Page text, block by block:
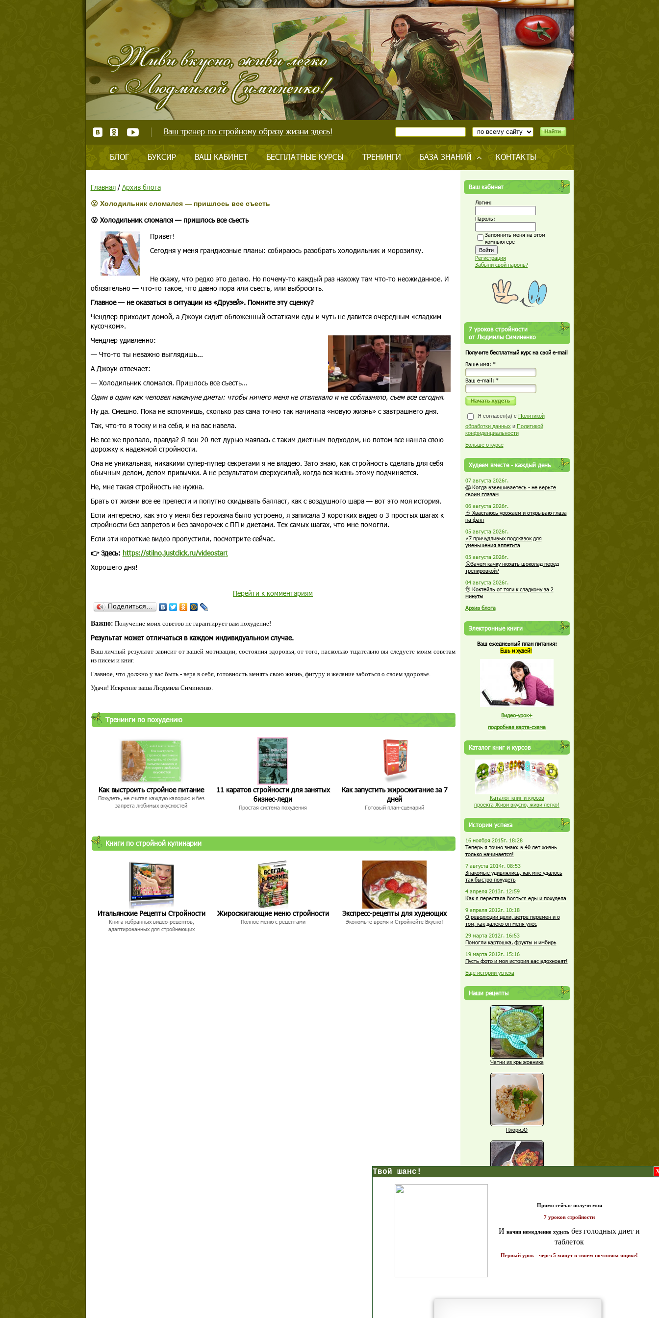
Ваш тренер по стройному образу жизни здесь!
БЛОГ БУКСИР ВАШ КАБИНЕТ БЕСПЛАТНЫЕ КУРСЫ ТРЕНИНГИ БАЗА ЗНАНИЙ КОНТАКТЫ
Главная/ Архив блога
😮 Холодильник сломался — пришлось все съесть
😮 Холодильник сломался — пришлось все съесть
Привет!
Сегодня у меня грандиозные планы: собираюсь разобрать холодильник и морозилку.
Не скажу, что редко это делаю. Но почему-то каждый раз нахожу там что-то неожиданное. И
обязательно — что-то такое, что давно пора или съесть, или выбросить.
Главное — не оказаться в ситуации из «Друзей». Помните эту сценку?
Чендлер приходит домой, а Джоуи сидит обложенный остатками еды и чуть не давится очередным «сладким
кусочком».
Чендлер удивленно:
— Что-то ты неважно выглядишь...
А Джоуи отвечает:
— Холодильник сломался. Пришлось все съесть...
Один в один как человек накануне диеты: чтобы ничего меня не отвлекало и не соблазняло, съем все сегодня.
Ну да. Смешно. Пока не вспомнишь, сколько раз сама точно так начинала «новую жизнь» с завтрашнего дня.
Так, что-то я тоску и на себя, и на вас навела.
Не все же пропало, правда? Я вон 20 лет дурью маялась с таким диетным подходом, но потом все нашла свою
дорожку к надежной стройности.
Она не уникальная, никакими супер-пупер секретами я не владею. Зато знаю, как стройность сделать для себя
обычным делом, делом привычки. А не результатом сверхусилий, когда вся жизнь этому подчиняется.
Не, мне такая стройность не нужна.
Брать от жизни все ее прелести и попутно скидывать балласт, как с воздушного шара — вот это моя история.
Если интересно, как это у меня без героизма было устроено, я записала 3 коротких видео о 3 простых шагах к
стройности без запретов и без заморочек с ПП и диетами. Тех самых шагах, что мне помогли.
Если эти короткие видео пропустили, посмотрите сейчас.
👉 Здесь: https://stilno.justclick.ru/videostart
Хорошего дня!
Перейти к комментариям
Поделиться…
Важно: Получение моих советов не гарантирует вам похудение!
Результат может отличаться в каждом индивидуальном случае.
Ваш личный результат зависит от вашей мотивации, состояния здоровья, от того, насколько тщательно вы следуете моим советам
из писем и книг.
Главное, что должно у вас быть - вера в себя, готовность менять свою жизнь, фигуру и желание заботься о своем здоровье.
Удачи! Искренне ваша Людмила Симиненко.
Тренинги по похудению
Как выстроить стройное питание
Похудеть, не считая каждую калорию и без
запрета любимых вкусностей
11 каратов стройности для занятых
бизнес-леди
Простая система похудения
Как запустить жиросжигание за 7
дней
Готовый план-сценарий
Книги по стройной кулинарии
Итальянские Рецепты Стройности
Книга избранных видео-рецептов,
адаптированных для стройнеющих
Жиросжигающие меню стройности
Полное меню с рецептами
Экспресс-рецепты для худеющих
Экономьте время и Стройнейте Вкусно!
Ваш кабинет
Логин:
Пароль:
Запомнить меня на этом
компьютере
Регистрация
Забыли свой пароль?
7 уроков стройности
от Людмилы Симиненко
Получите бесплатный курс на свой e-mail
Ваше имя: *
Ваш е-mail: *
Я согласен(а) с Политикой
обработки данных и Политикой
конфиденциальности
Больше о курсе
Худеем вместе - каждый день
07 августа 2026г.
😱 Когда взвешиваетесь - не верьте
своим глазам
06 августа 2026г.
🍅 Хвастаюсь урожаем и открываю глаза
на факт
05 августа 2026г.
⚡7 причудливых подсказок для
уменьшения аппетита
05 августа 2026г.
😮Зачем качку нюхать шоколад перед
тренировкой?
04 августа 2026г.
👌 Коктейль от тяги к сладкому за 2
минуты
Архив блога
Электронные книги
Ваш ежедневный план питания:
Ешь и худей!
Видео-урок+
подробная карта-схема
Каталог книг и курсов
Каталог книг и курсов
проекта Живи вкусно, живи легко!
Истории успеха
16 ноября 2015г. 18:28
Теперь я точно знаю: в 40 лет жизнь
только начинается!
7 августа 2014г. 08:53
Знакомые удивлялись, как мне удалось
так быстро похудеть
4 апреля 2013г. 12:59
Как я перестала бояться еды и похудела
9 апреля 2012г. 10:18
О революции цели, ветре перемен и о
том, как далеко он меня унёс
29 марта 2012г. 16:53
Помогли картошка, фрукты и имбирь
19 марта 2012г. 15:16
Пусть фото и моя история вас вдохновят!
Еще истории успеха
Наши рецепты
Чатни из крыжовника
ПлоризО
Еще рецепты